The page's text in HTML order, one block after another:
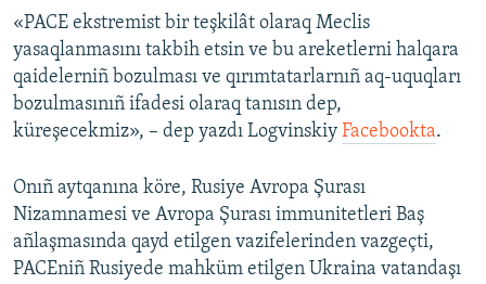
«PACE ekstremist bir teşkilât olaraq Meclis
yasaqlanmasını takbih etsin ve bu areketlerni halqara
qaidelerniñ bozulması ve qırımtatarlarnıñ aq-uquqları
bozulmasınıñ ifadesi olaraq tanısın dep,
küreşecekmiz», – dep yazdı Logvinskiy Facebookta.
Onıñ aytqanına köre, Rusiye Avropa Şurası
Nizamnamesi ve Avropa Şurası immunitetleri Baş
añlaşmasında qayd etilgen vazifelerinden vazgeçti,
PACEniñ Rusiyede mahküm etilgen Ukraina vatandaşı